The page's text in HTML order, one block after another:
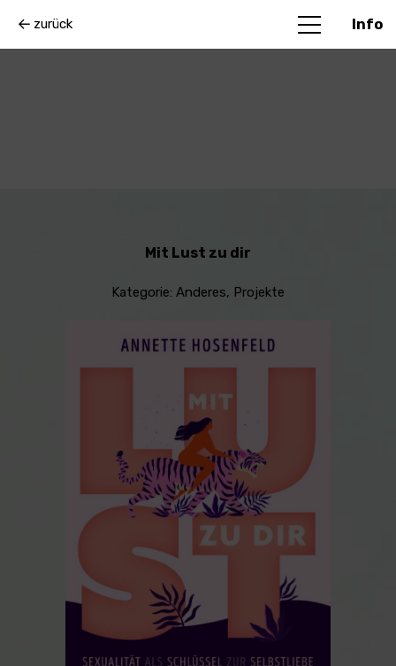
zurück Info
Mit Lust zu dir
Kategorie: Anderes, Projekte